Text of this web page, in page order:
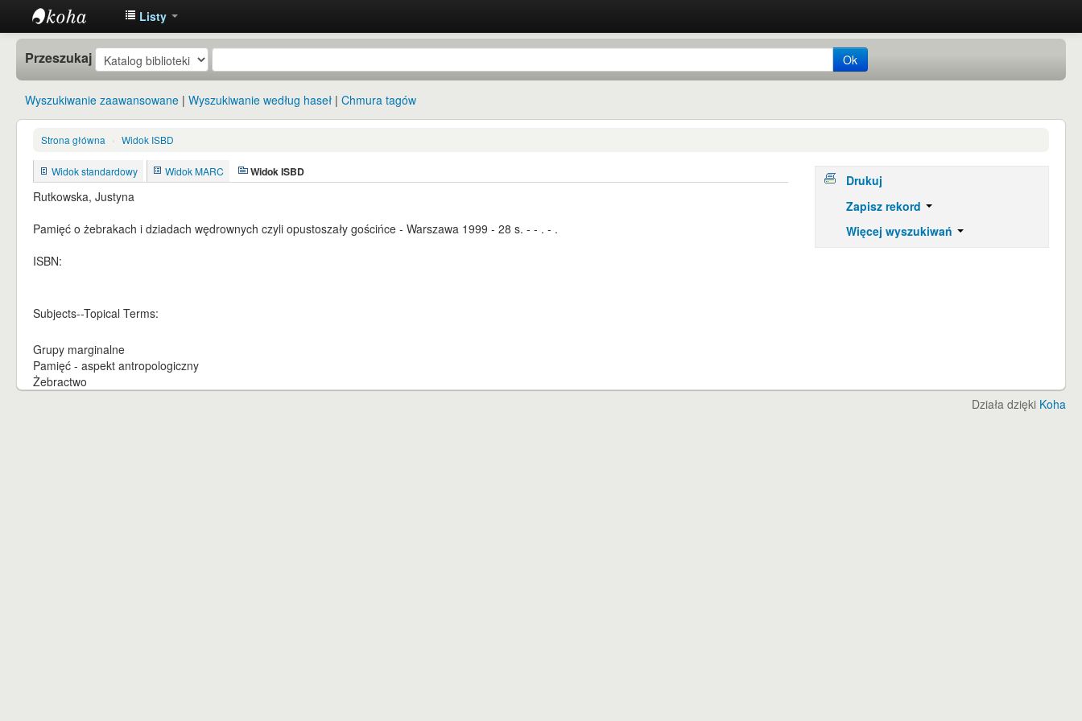
Instytut
Etnologii i
Antropologii
Kulturowej
UW
Listy
Przeszukaj Ok
Wyszukiwanie zaawansowane Wyszukiwanie według haseł Chmura tagów
Strona główna › Widok ISBD
Widok standardowy Widok MARC Widok ISBD
Rutkowska, Justyna
Pamięć o żebrakach i dziadach wędrownych czyli opustoszały gościńce - Warszawa 1999 - 28 s. - - . - .
ISBN:
Subjects--Topical Terms:
Grupy marginalne
Pamięć - aspekt antropologiczny
Żebractwo
Drukuj
Zapisz rekord
Więcej wyszukiwań
Działa dzięki Koha